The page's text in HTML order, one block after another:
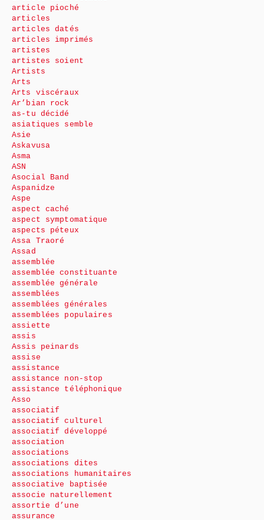
article pioché
articles
articles datés
articles imprimés
artistes
artistes soient
Artists
Arts
Arts viscéraux
Ar’bian rock
as-tu décidé
asiatiques semble
Asie
Askavusa
Asma
ASN
Asocial Band
Aspanidze
Aspe
aspect caché
aspect symptomatique
aspects péteux
Assa Traoré
Assad
assemblée
assemblée constituante
assemblée générale
assemblées
assemblées générales
assemblées populaires
assiette
assis
Assis peinards
assise
assistance
assistance non-stop
assistance téléphonique
Asso
associatif
associatif culturel
associatif développé
association
associations
associations dites
associations humanitaires
associative baptisée
associe naturellement
assortie d’une
assurance